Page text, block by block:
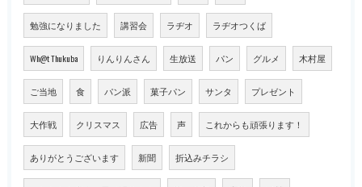
勉強になりました 講習会 ラヂオ ラヂオつくば
Wh@t Thukuba りんりんさん 生放送 パン グルメ 木村屋
ご当地 食 パン派 菓子パン サンタ プレゼント
大作戦 クリスマス 広告 声 これからも頑張ります！
ありがとうございます 新聞 折込みチラシ